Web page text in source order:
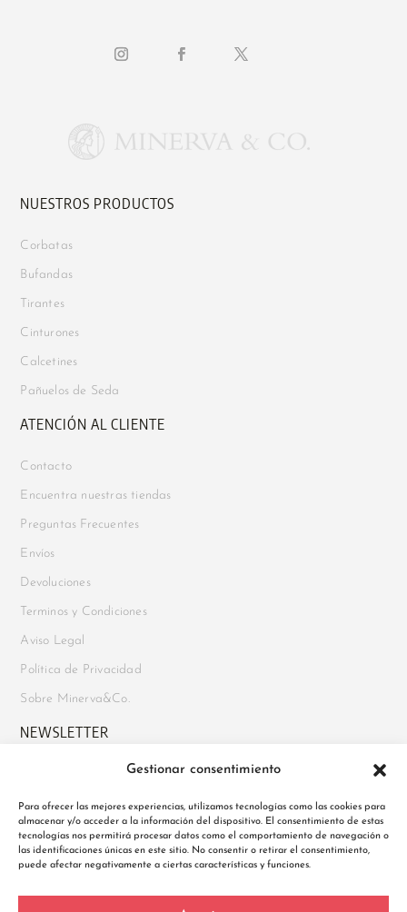
Gestionar consentimiento
Para ofrecer las mejores experiencias, utilizamos tecnologías como las cookies para
almacenar y/o acceder a la información del dispositivo. El consentimiento de estas
tecnologías nos permitirá procesar datos como el comportamiento de navegación o
las identificaciones únicas en este sitio. No consentir o retirar el consentimiento,
puede afectar negativamente a ciertas características y funciones.
NUESTROS PRODUCTOS
Corbatas
Bufandas
Tirantes
Cinturones
Calcetines
Pañuelos de Seda
ATENCIÓN AL CLIENTE
Contacto
Encuentra nuestras tiendas
Preguntas Frecuentes
Envíos
Devoluciones
Terminos y Condiciones
Aviso Legal
Política de Privacidad
Sobre Minerva&Co.
NEWSLETTER
Suscríbete para recibir novedades, acceso a ofertas exclusivas y
mucho más. Además, disfruta de un
10% de descuento en tu
primer pedidoal registrarte.